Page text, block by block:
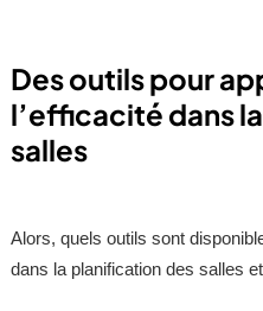
Des outils pour
l’efficacité dans
salles
Alors, quels outils sont
dans la planification des salles